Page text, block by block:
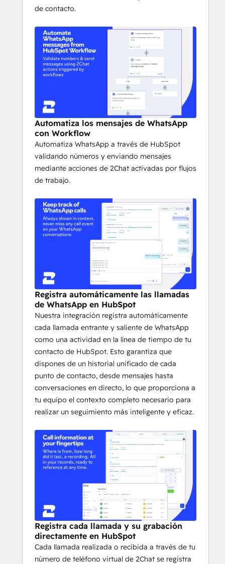
de contacto.
Automatiza los mensajes de WhatsApp
con Workflow
Automatiza WhatsApp a través de HubSpot
validando números y enviando mensajes
mediante acciones de 2Chat activadas por flujos
de trabajo.
Registra automáticamente las llamadas
de WhatsApp en HubSpot
Nuestra integración registra automáticamente
cada llamada entrante y saliente de WhatsApp
como una actividad en la línea de tiempo de tu
contacto de HubSpot. Esto garantiza que
dispones de un historial unificado de cada
punto de contacto, desde mensajes hasta
conversaciones en directo, lo que proporciona a
tu equipo el contexto completo necesario para
realizar un seguimiento más inteligente y eficaz.
Registra cada llamada y su grabación
directamente en HubSpot
Cada llamada realizada o recibida a través de tu
número de teléfono virtual de 2Chat se registra